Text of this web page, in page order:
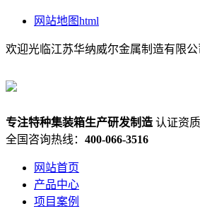
网站地图html
欢迎光临江苏华纳威尔金属制造有限公
专注特种集装箱生产研发制造 认证资
全国咨询热线： 400-066-3516
网站首页
产品中心
项目案例